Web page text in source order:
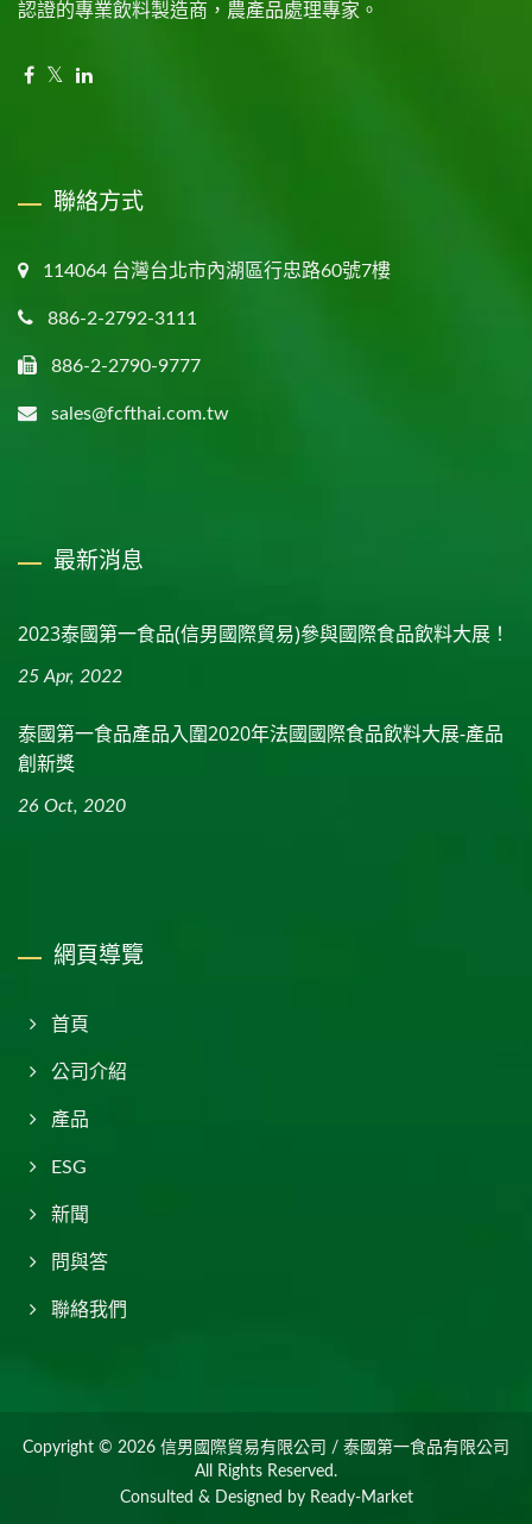
認證的專業飲料製造商，農產品處理專家。
聯絡方式
114064 台灣台北市內湖區行忠路60號7樓
886-2-2792-3111
886-2-2790-9777
sales@fcfthai.com.tw
最新消息
2023泰國第一食品(信男國際貿易)參與國際食品飲料大展！
25 Apr, 2022
泰國第一食品產品入圍2020年法國國際食品飲料大展-產品
創新獎
26 Oct, 2020
網頁導覽
首頁
公司介紹
產品
ESG
新聞
問與答
聯絡我們
Copyright © 2026 信男國際貿易有限公司 / 泰國第一食品有限公司
All Rights Reserved.
Consulted & Designed by Ready-Market